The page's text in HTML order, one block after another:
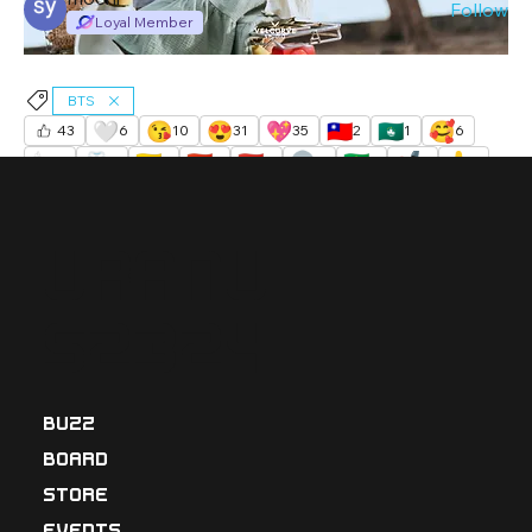
BTS
43
🤍6 😘10 😍31 💖35 🇹🇼2 🇲🇴1 🥰6
🍬3 🦷3 🇲🇲2 🇭🇰2 🇻🇳3 👽4 🇧🇷1 💅1 👃1
Loyal Member
Follow
See All Members (1221)
BUZZ
BOARD
STORE